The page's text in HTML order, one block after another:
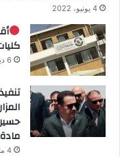
4 يونيو، 2022
6 ديسمبر، 2021
4 مايو، 2023